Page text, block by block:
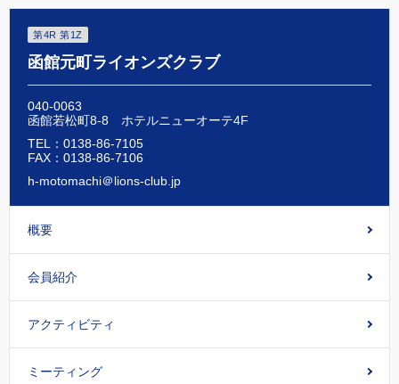
第4R 第1Z
函館元町ライオンズクラブ
040-0063
函館若松町8-8 ホテルニューオーテ4F
TEL：0138-86-7105
FAX：0138-86-7106
h-motomachi＠lions-club.jp
概要
会員紹介
アクティビティ
ミーティング